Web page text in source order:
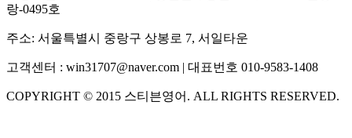
랑-0495호
주소: 서울특별시 중랑구 상봉로 7, 서일타운
고객센터 : win31707@naver.com | 대표번호 010-9583-1408
COPYRIGHT © 2015 스티븐영어 . ALL RIGHTS RESERVED.